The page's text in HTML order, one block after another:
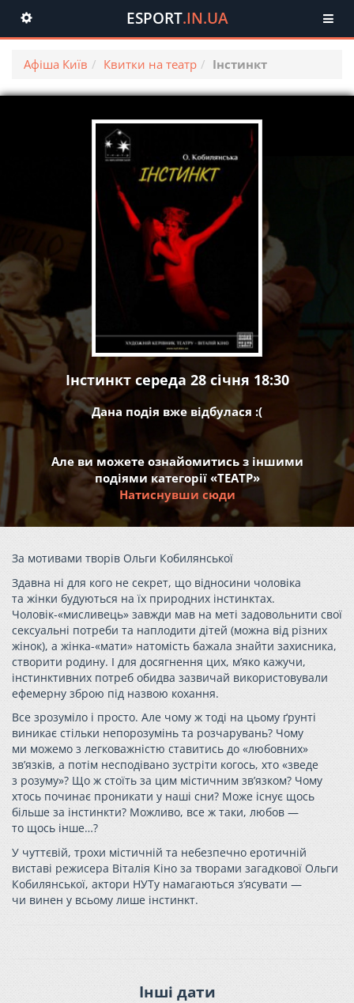
Toggle
navigation
ESPORT.IN.UA
Афіша Київ Квитки на театр Інстинкт
Інстинкт середа 28 січня 18:30
Дана подія вже відбулася :(
Але ви можете ознайомитись з іншими
подіями категорії «ТЕАТР»
Натиснувши сюди
За мотивами творів Ольги Кобилянської
Здавна ні для кого не секрет, що відносини чоловіка
та жінки будуються на їх природних інстинктах.
Чоловік-«мисливець» завжди мав на меті задовольнити свої
сексуальні потреби та наплодити дітей (можна від різних
жінок), а жінка-«мати» натомість бажала знайти захисника,
створити родину. І для досягнення цих, м’яко кажучи,
інстинктивних потреб обидва зазвичай використовували
ефемерну зброю під назвою кохання.
Все зрозуміло і просто. Але чому ж тоді на цьому ґрунті
виникає стільки непорозумінь та розчарувань? Чому
ми можемо з легковажністю ставитись до «любовних»
зв’язків, а потім несподівано зустріти когось, хто «зведе
з розуму»? Що ж стоїть за цим містичним зв’язком? Чому
хтось починає проникати у наші сни? Може існує щось
більше за інстинкти? Можливо, все ж таки, любов —
то щось інше…?
У чуттєвій, трохи містичній та небезпечно еротичній
виставі режисера Віталія Кіно за творами загадкової Ольги
Кобилянської, актори НУТу намагаються з’ясувати —
чи винен у всьому лише інстинкт.
Інші дати